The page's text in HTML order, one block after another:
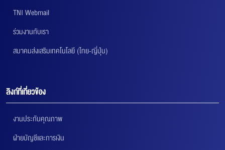
TNI Webmail
ร่วมงานกับเรา
สมาคมส่งเสริมเทคโนโลยี (ไทย-ญี่ปุ่น)
ลิงก์ที่เกี่ยวข้อง
งานประกันคุณภาพ
ฝ่ายบัญชีและการเงิน